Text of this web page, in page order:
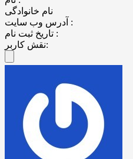
نام خانوادگی
آدرس وب سایت :
تاریخ ثبت نام :
نقش کاربر: